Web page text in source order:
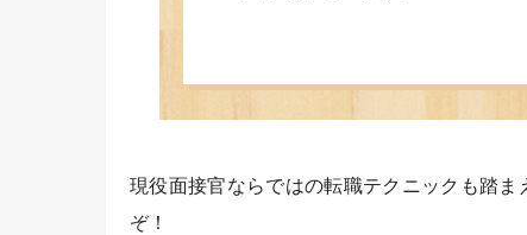
現役面接官ならではの転職テクニックも踏
ぞ！